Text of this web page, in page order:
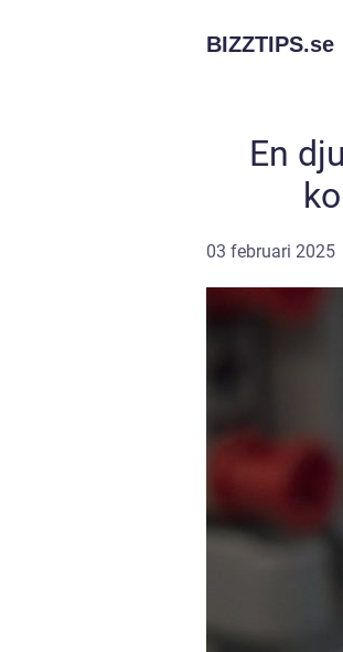
BIZZTIPS.se
En
03 februari 2025